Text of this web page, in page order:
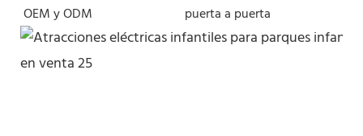
OEM y ODM
puerta a puerta